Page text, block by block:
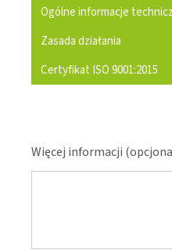
Ogólne informacje
Zasada działania
Certyfikat ISO 9001:2015
Więcej informacji